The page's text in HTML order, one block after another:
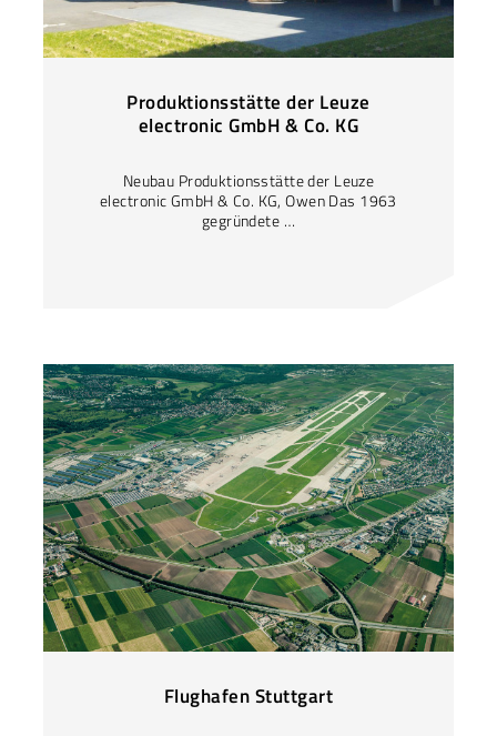
Produktionsstätte der Leuze
electronic GmbH & Co. KG
Neubau Produktionsstätte der Leuze
electronic GmbH & Co. KG, Owen Das 1963
gegründete …
Flughafen Stuttgart